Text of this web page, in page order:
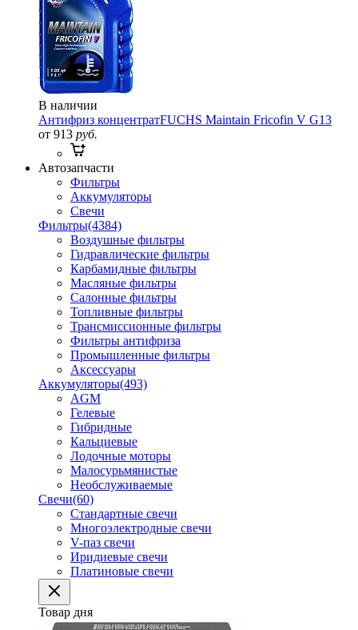
В наличии
Антифриз концентратFUCHS Maintain Fricofin V G13
от 913 руб.
Автозапчасти
Фильтры
Аккумуляторы
Свечи
Фильтры(4384)
Воздушные фильтры
Гидравлические фильтры
Карбамидные фильтры
Масляные фильтры
Салонные фильтры
Топливные фильтры
Трансмиссионные фильтры
Фильтры антифриза
Промышленные фильтры
Аксессуары
Аккумуляторы(493)
AGM
Гелевые
Гибридные
Кальциевые
Лодочные моторы
Малосурьмянистые
Необслуживаемые
Свечи(60)
Стандартные свечи
Многоэлектродные свечи
V-паз свечи
Иридиевые свечи
Платиновые свечи
Товар дня